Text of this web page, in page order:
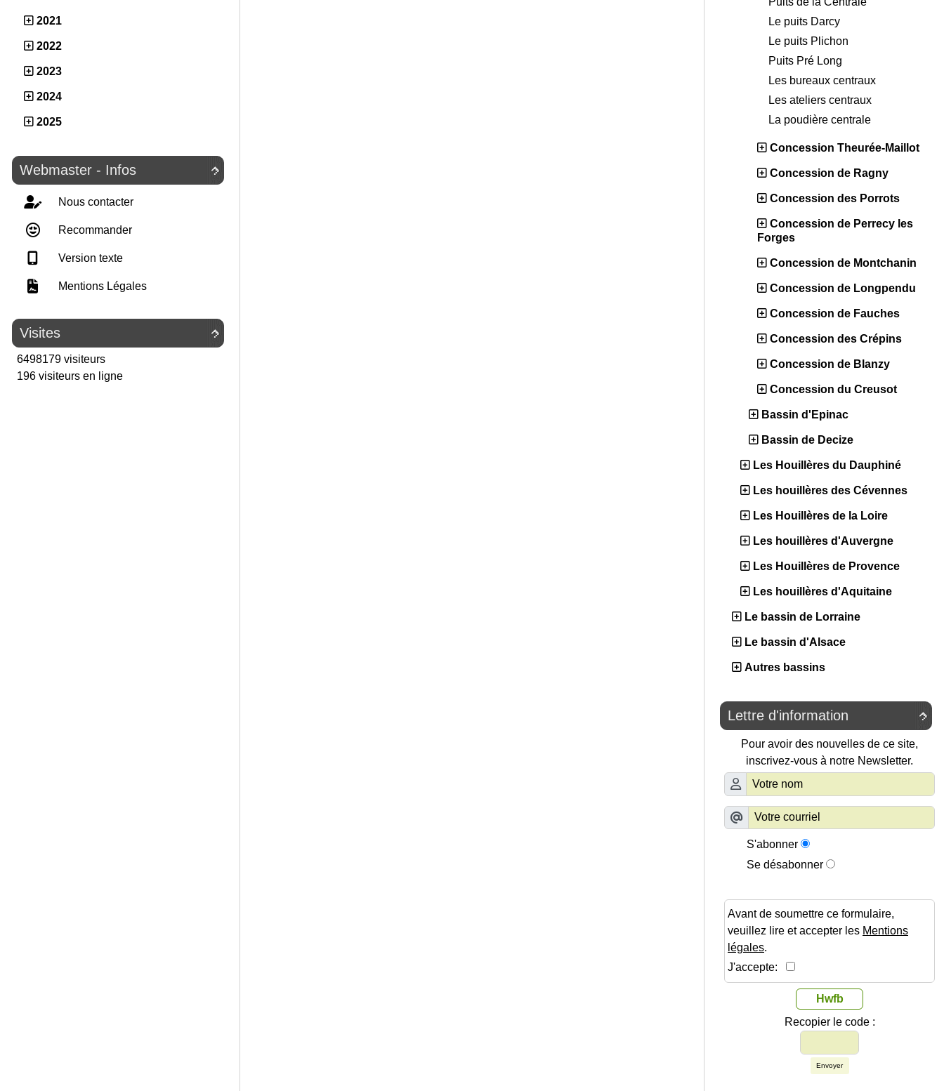
2021
2022
2023
2024
2025

Webmaster - Infos
Nous contacter
Recommander
Version texte
Mentions Légales

Visites
6498179 visiteurs
196 visiteurs en ligne
Le puits Darcy
Le puits Plichon
Puits Pré Long
Les bureaux centraux
Les ateliers centraux
La poudière centrale
Concession Theurée-Maillot
Concession de Ragny
Concession des Porrots
Concession de Perrecy les
Forges
Concession de Montchanin
Concession de Longpendu
Concession de Fauches
Concession des Crépins
Concession de Blanzy
Concession du Creusot
Bassin d'Epinac
Bassin de Decize
Les Houillères du Dauphiné
Les houillères des Cévennes
Les Houillères de la Loire
Les houillères d'Auvergne
Les Houillères de Provence
Les houillères d'Aquitaine
Le bassin de Lorraine
Le bassin d'Alsace
Autres bassins

Lettre d'information
Pour avoir des nouvelles de ce site,
inscrivez-vous à notre Newsletter.
S'abonner
Se désabonner
Avant de soumettre ce formulaire,
veuillez lire et accepter les Mentions
légales.
J'accepte:
Hwfb
Recopier le code :
Envoyer